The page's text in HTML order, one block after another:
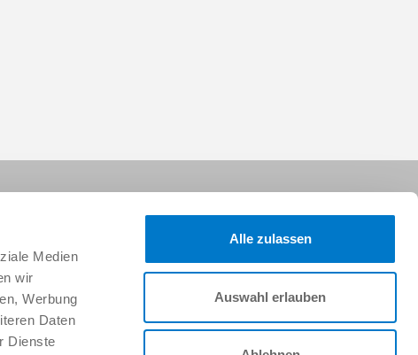
Medien
wir
Werbung
Daten
Dienste
Alle zulassen
Auswahl erlauben
Folgen Sie uns: